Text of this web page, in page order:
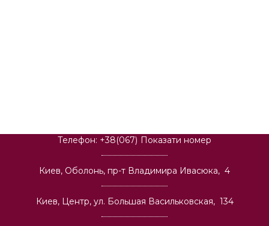
Телефон: +38(067) Показати номер
Киев, Оболонь, пр-т Владимира Ивасюка, 4
Киев, Центр, ул. Большая Васильковская, 134